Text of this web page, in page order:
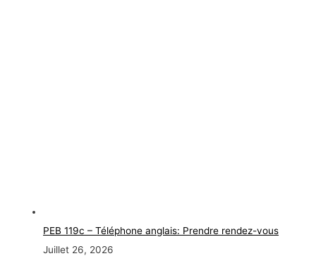
PEB 119c – Téléphone anglais: Prendre rendez-vous
Juillet 26, 2026